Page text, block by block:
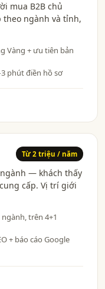
mua B2B chủ
ngành và tỉnh,
Vàng + ưu tiên bản
phút điền hồ sơ
Từ 2 triệu / năm
— khách thấy
cấp. Vị trí giới
trên 4+1
+ báo cáo Google